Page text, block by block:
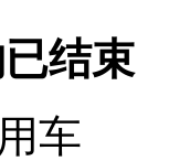
结束
车